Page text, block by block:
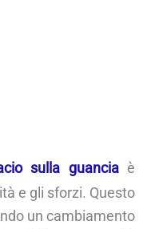
sulla guanciaè
e gli sforzi. Questo
un cambiamento